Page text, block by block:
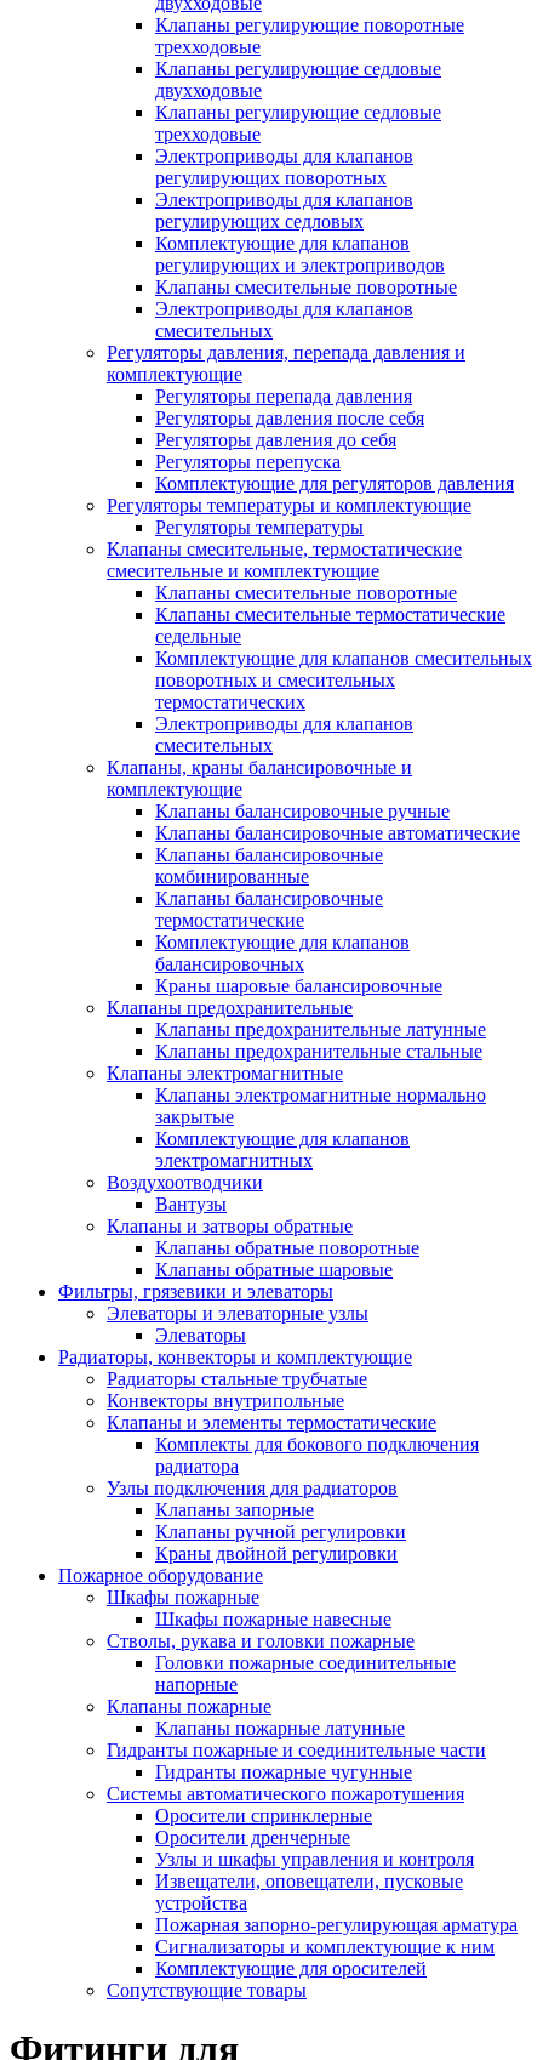
Клапаны регулирующие поворотные
трехходовые
Клапаны регулирующие седловые
двухходовые
Клапаны регулирующие седловые
трехходовые
Электроприводы для клапанов
регулирующих поворотных
Электроприводы для клапанов
регулирующих седловых
Комплектующие для клапанов
регулирующих и электроприводов
Клапаны смесительные поворотные
Электроприводы для клапанов
смесительных
Регуляторы давления, перепада давления и
комплектующие
Регуляторы перепада давления
Регуляторы давления после себя
Регуляторы давления до себя
Регуляторы перепуска
Комплектующие для регуляторов давления
Регуляторы температуры и комплектующие
Регуляторы температуры
Клапаны смесительные, термостатические
смесительные и комплектующие
Клапаны смесительные поворотные
Клапаны смесительные термостатические
седельные
Комплектующие для клапанов смесительных
поворотных и смесительных
термостатических
Электроприводы для клапанов
смесительных
Клапаны, краны балансировочные и
комплектующие
Клапаны балансировочные ручные
Клапаны балансировочные автоматические
Клапаны балансировочные
комбинированные
Клапаны балансировочные
термостатические
Комплектующие для клапанов
балансировочных
Краны шаровые балансировочные
Клапаны предохранительные
Клапаны предохранительные латунные
Клапаны предохранительные стальные
Клапаны электромагнитные
Клапаны электромагнитные нормально
закрытые
Комплектующие для клапанов
электромагнитных
Воздухоотводчики
Вантузы
Клапаны и затворы обратные
Клапаны обратные поворотные
Клапаны обратные шаровые
Фильтры, грязевики и элеваторы
Элеваторы и элеваторные узлы
Элеваторы
Радиаторы, конвекторы и комплектующие
Радиаторы стальные трубчатые
Конвекторы внутрипольные
Клапаны и элементы термостатические
Комплекты для бокового подключения
радиатора
Узлы подключения для радиаторов
Клапаны запорные
Клапаны ручной регулировки
Краны двойной регулировки
Пожарное оборудование
Шкафы пожарные
Шкафы пожарные навесные
Стволы, рукава и головки пожарные
Головки пожарные соединительные
напорные
Клапаны пожарные
Клапаны пожарные латунные
Гидранты пожарные и соединительные части
Гидранты пожарные чугунные
Системы автоматического пожаротушения
Оросители спринклерные
Оросители дренчерные
Узлы и шкафы управления и контроля
Извещатели, оповещатели, пусковые
устройства
Пожарная запорно-регулирующая арматура
Сигнализаторы и комплектующие к ним
Комплектующие для оросителей
Сопутствующие товары
Фитинги для